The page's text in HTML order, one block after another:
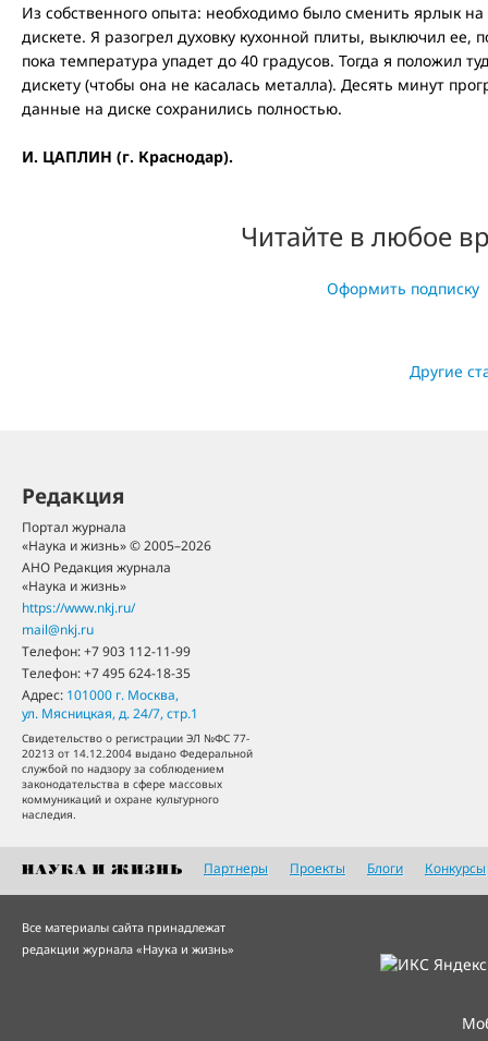
Из собственного опыта: необходимо было сменить ярлык
дискете. Я разогрел духовку кухонной плиты, выключил ее,
пока температура упадет до 40 градусов. Тогда я положил
дискету (чтобы она не касалась металла). Десять минут
данные на диске сохранились полностью.
И. ЦАПЛИН (г. Краснодар).
Читайте в любое
Оформить подписку
Другие
Редакция
Портал журнала
«Наука и жизнь» © 2005–2026
АНО Редакция журнала
«Наука и жизнь»
https://www.nkj.ru/
mail@nkj.ru
Телефон:+7 903 112-11-99
Телефон:+7 495 624-18-35
Адрес: 101000 г. Москва,
ул. Мясницкая, д. 24/7, стр.1
Свидетельство о регистрации ЭЛ №ФС 77-
20213 от 14.12.2004 выдано Федеральной
службой по надзору за соблюдением
законодательства в сфере массовых
коммуникаций и охране культурного
наследия.
Партнеры Проекты Блоги Конкурсы
Все материалы сайта принадлежат
редакции журнала «Наука и жизнь»